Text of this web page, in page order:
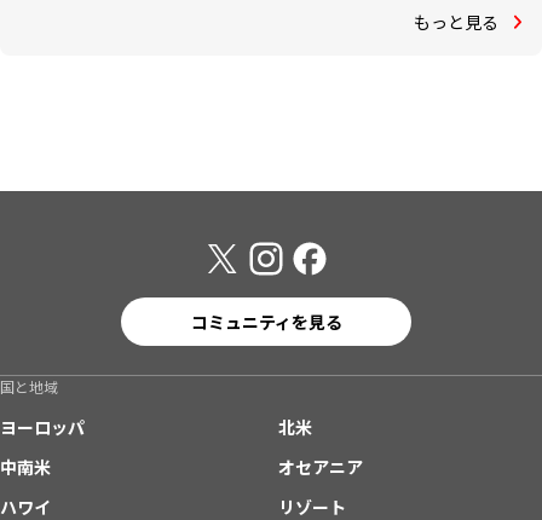
もっと見る
コミュニティを見る
国と地域
ヨーロッパ
北米
中南米
オセアニア
ハワイ
リゾート